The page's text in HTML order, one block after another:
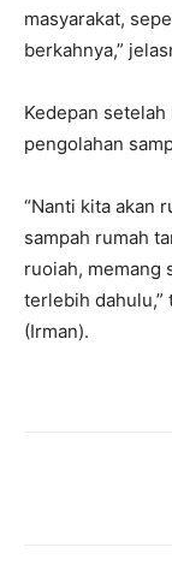
masyarakat,
berkahnya,”
Kedepan setelah
pengolahan
“Nanti kita akan
sampah rumah
ruoiah, memang
terlebih dahulu,”
(Irman).